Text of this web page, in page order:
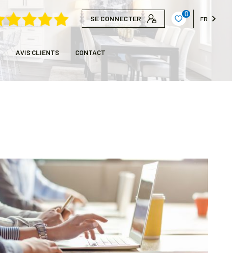
SE CONNECTER
0
FR
AVIS CLIENTS CONTACT